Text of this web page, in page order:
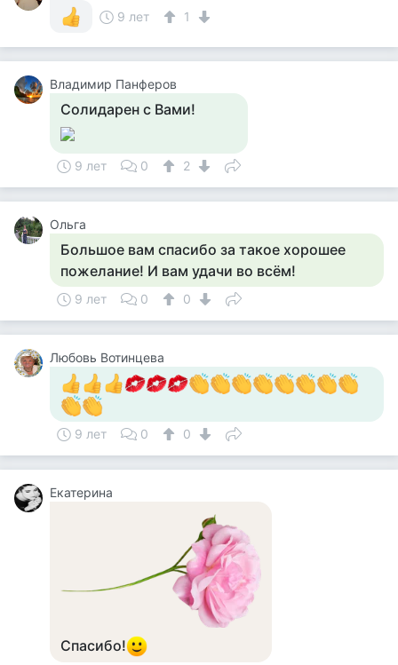
9 лет
1
Владимир Панферов
Солидарен с Вами!
9 лет 0 2
Ольга
Большое вам спасибо за такое хорошее
пожелание! И вам удачи во всём!
9 лет 0 0
Любовь Вотинцева
9 лет 0 0
Екатерина
Спасибо!